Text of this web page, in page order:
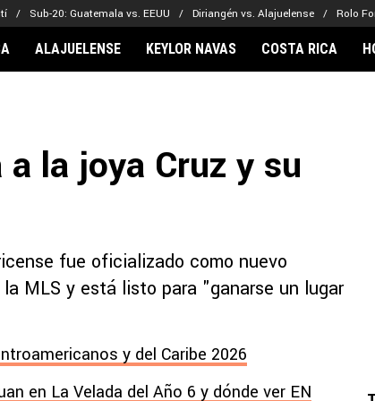
Sub-20: Guatemala vs. EEUU Diriangén vs. Alajuelense Rolo
Carrasquilla
Méndez-Laing
Alajuelense
Olimpia
Motagua
Noticias
ALAJUELENSE KEYLOR NAVAS COSTA RICA
la joya Cruz y su
fue oficializado como nuevo
MLS y está listo para "ganarse un lugar
y del Caribe 2026
en La Velada del Año 6 y dónde ver EN